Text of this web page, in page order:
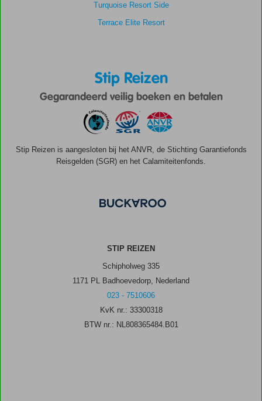
Turquoise Resort Side
Terrace Elite Resort
Stip Reizen
Gegarandeerd veilig boeken en betalen
Stip Reizen is aangesloten bij het ANVR, de Stichting Garantiefonds
Reisgelden (SGR) en het Calamiteitenfonds.
STIP REIZEN
Schipholweg 335
1171 PL Badhoevedorp, Nederland
023 - 7510606
KvK nr.: 33300318
BTW nr.: NL808365484.B01